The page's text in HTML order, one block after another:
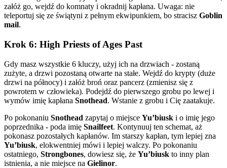
załóż go, wejdź do komnaty i okradnij kapłana. Uwaga: nie
teleportuj się ze świątyni z pełnym ekwipunkiem, bo stracisz Goblin
mail.
Krok 6: High Priests of Ages Past
Gdy masz wszystkie 6 kluczy, użyj ich na drzwiach - zostaną
zużyte, a drzwi pozostaną otwarte na stałe. Wejdź do krypty (duże
drzwi na północy) i załóż broń oraz pancerz (zmienisz się z
powrotem w człowieka). Podejdź do pierwszego grobu po lewej i
wymów imię kapłana Snothead. Wstanie z grobu i Cię zaatakuje.
Po pokonaniu Snothead zapytaj o miejsce Yu’biusk i o imię jego
poprzednika - poda imię Snailfeet. Kontynuuj ten schemat, aż
pokonasz pozostałych kapłanów. Im starszy kapłan, tym lepiej zna
Yu’biusk, elokwentniej mówi i lepiej walczy. Po pokonaniu
ostatniego, Strongbones, dowiesz się, że Yu’biusk to inny plan
istnienia, a nie miejsce na Gielinor.